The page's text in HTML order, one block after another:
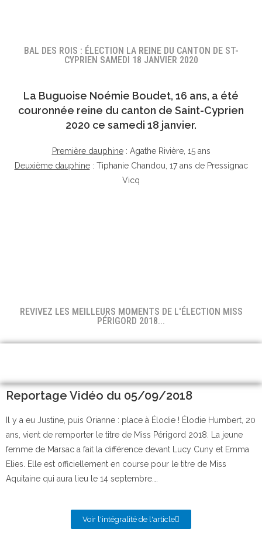
BAL DES ROIS : ÉLECTION LA REINE DU CANTON DE ST-
CYPRIEN SAMEDI 18 JANVIER 2020
La Buguoise Noémie Boudet, 16 ans, a été
couronnée reine du canton de Saint-Cyprien
2020 ce samedi 18 janvier.
Première dauphine: Agathe Rivière, 15 ans
Deuxième dauphine: Tiphanie Chandou, 17 ans de Pressignac
Vicq
REVIVEZ LES MEILLEURS MOMENTS DE L'ÉLECTION MISS
PÉRIGORD 2018...
Reportage Vidéo du 05/09/2018
Il y a eu Justine, puis Orianne : place à Élodie ! Élodie Humbert, 20
ans, vient de remporter le titre de Miss Périgord 2018. La jeune
femme de Marsac a fait la différence devant Lucy Cuny et Emma
Elies. Elle est officiellement en course pour le titre de Miss
Aquitaine qui aura lieu le 14 septembre….
Voir l'intégralité de l'article